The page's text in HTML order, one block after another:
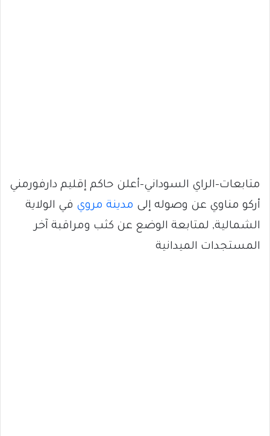
متابعات-الراي السوداني-أعلن حاكم إقليم دارفورمني
أركو مناوي عن وصوله إلى مدينة مروي في الولاية
الشمالية, لمتابعة الوضع عن كثب ومراقبة آخر
المستجدات الميدانية